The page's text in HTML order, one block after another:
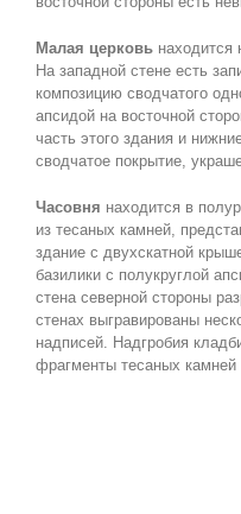
Малая церковь находится
На западной стене есть
композицию сводчатого
апсидой на восточной
часть этого здания и
сводчатое покрытие,
Часовня находится в
из тесаных камней,
здание с двухскатной
базилики с полукруглой
стена северной стороны
стенах выгравированы
надписей. Надгробия
фрагменты тесаных